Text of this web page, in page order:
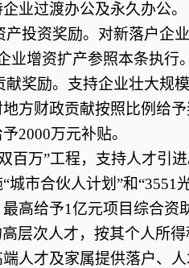
业过渡办公及永久办公。
产投资奖励。对新落户企
业增资扩产参照本条执行
献奖励。支持企业壮大规
方财政贡献按照比例给
2000万元补贴。
百万”工程，支持人才引
城市合伙人计划”和
高给予1亿元项目综合资
层次人才，按其个人所
人才及家属提供落户、